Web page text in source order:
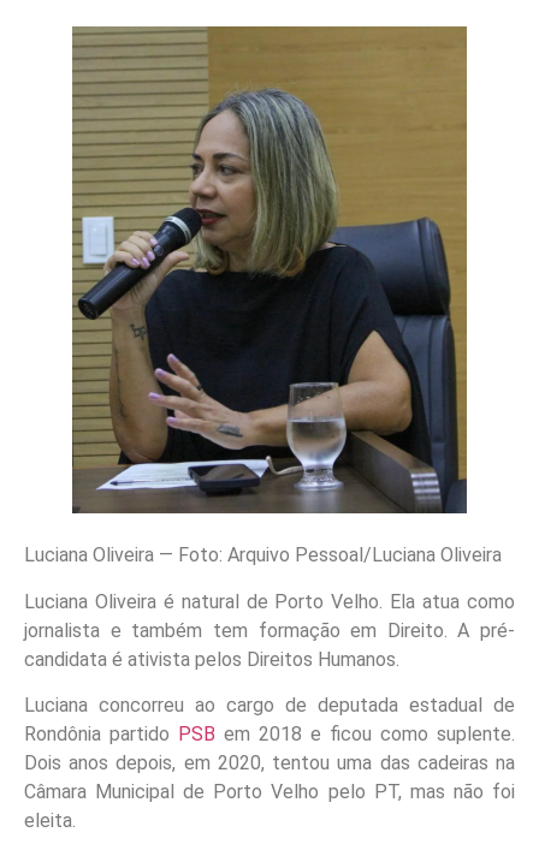
Luciana Oliveira — Foto: Arquivo Pessoal/Luciana Oliveira
Luciana Oliveira é natural de Porto Velho. Ela atua como
jornalista e também tem formação em Direito. A pré-
candidata é ativista pelos Direitos Humanos.
Luciana concorreu ao cargo de deputada estadual de
Rondônia partido PSB em 2018 e ficou como suplente.
Dois anos depois, em 2020, tentou uma das cadeiras na
Câmara Municipal de Porto Velho pelo PT, mas não foi
eleita.